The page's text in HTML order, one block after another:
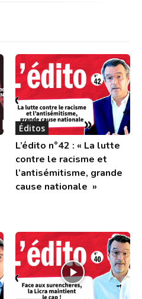
Éditos
L’édito n°42 : « La lutte
contre le racisme et
l’antisémitisme, grande
cause nationale »